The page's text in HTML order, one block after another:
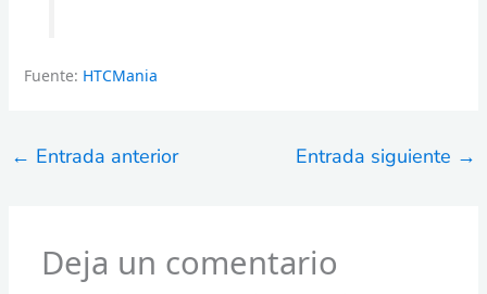
Fuente: HTCMania
← Entrada anterior Entrada siguiente →
Deja un comentario